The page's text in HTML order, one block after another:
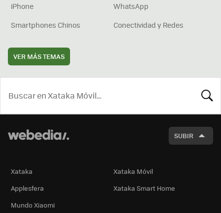
iPhone
WhatsApp
Smartphones Chinos
Conectividad y Redes
VER MÁS TEMAS
SUBIR
Xataka
Xataka Móvil
Applesfera
Xataka Smart Home
Mundo Xiaomi